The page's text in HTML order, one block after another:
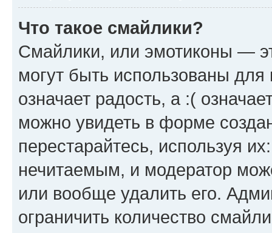
Что такое смайлики?
Смайлики, или эмотиконы —
могут быть использованы
означает радость, а :(
можно увидеть в форме
перестарайтесь, используя
нечитаемым, и модератор
или вообще удалить его.
ограничить количество